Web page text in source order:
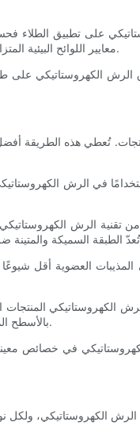
على تطبيق الطلاء
معايير اللوائح البيئية المتزايدة. كما أن هذه الطريقة تُسرّع عملية التطبيق، وتُخفّض تكاليف العمالة، وغالباً ما تُحسّن سلامة العاملين بفضل انخفاض الرذاذ المتطاير في بيئة العمل.
الكهروستاتيكي على طرق
تُعطي هذه الطريقة
في الرش
من تقنية الرش
العضوية أقل شيوعًا
الكهروستاتيكي المنتجات
بالأسطح المستهدفة، تقل الحاجة إلى المواد الكيميائية لتحقيق مكافحة فعالة للآفات أو توصيل العناصر الغذائية، مما يعزز الفوائد الاقتصادية والبيئية على حد سواء.
في خصائص
الرش الكهروستاتيكي،